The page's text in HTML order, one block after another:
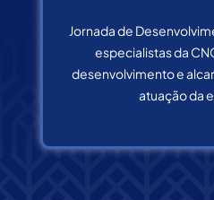
Jornada de
especialistas da
desenvolvimento e
atuação da